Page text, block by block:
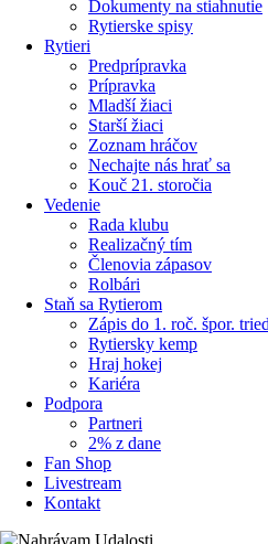
Dokumenty na stiahnutie
Rytierske spisy
Rytieri
Predprípravka
Prípravka
Mladší žiaci
Starší žiaci
Zoznam hráčov
Nechajte nás hrať sa
Kouč 21. storočia
Vedenie
Rada klubu
Realizačný tím
Členovia zápasov
Rolbári
Staň sa Rytierom
Zápis do 1. roč. špor.
Rytiersky kemp
Hraj hokej
Kariéra
Podpora
Partneri
2% z dane
Fan Shop
Livestream
Kontakt